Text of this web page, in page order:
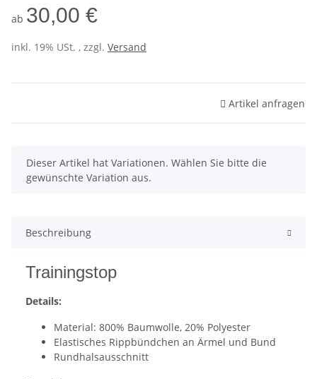
ab 30,00 €
inkl. 19% USt. , zzgl. Versand
Artikel anfragen
x
Dieser Artikel hat Variationen. Wählen Sie bitte die
gewünschte Variation aus.
Beschreibung
Trainingstop
Details:
Material: 800% Baumwolle, 20% Polyester
Elastisches Rippbündchen an Ärmel und Bund
Rundhalsausschnitt